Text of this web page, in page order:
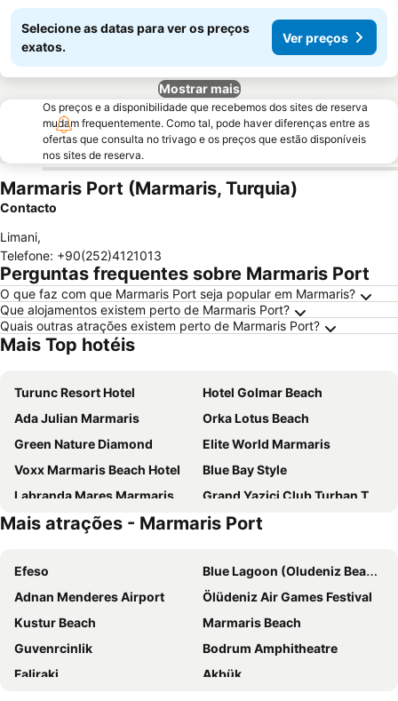
Selecione as datas para ver os preços
exatos.
Ver preços
Mostrar mais
Os preços e a disponibilidade que recebemos dos sites de reserva
mudam frequentemente. Como tal, pode haver diferenças entre as
ofertas que consulta no trivago e os preços que estão disponíveis
nos sites de reserva.
Marmaris Port (Marmaris, Turquia)
Contacto
Limani,
Telefone: +90(252)4121013
Perguntas frequentes sobre Marmaris Port
O que faz com que Marmaris Port seja popular em Marmaris?
Que alojamentos existem perto de Marmaris Port?
Quais outras atrações existem perto de Marmaris Port?
Mais Top hotéis
Turunc Resort Hotel
Hotel Golmar Beach
Ada Julian Marmaris
Orka Lotus Beach
Green Nature Diamond
Elite World Marmaris
Voxx Marmaris Beach Hotel
Blue Bay Style
Labranda Mares Marmaris
Grand Yazici Club Turban Termal
Club Karakas
Grand Yazici Marmaris Palace - All Inclusive
Julian Club Hotel
Prime Beach Hotel
Elegance Hotels International
Ramitos Butik Hotel
Pasa Beach Hotel
Begonville Beach Hotel
Perios Beach House - Adults Only
Casa De Maris Spa & Resort Hotel
The Beachfront Hotel Adult Only
The Beachfront Hotel Adult Only 16 Plus
Mais atrações - Marmaris Port
Efeso
Blue Lagoon (Oludeniz Beach)
Adnan Menderes Airport
Ölüdeniz Air Games Festival
Kustur Beach
Marmaris Beach
Guvenrcinlik
Bodrum Amphitheatre
Faliraki
Akbük